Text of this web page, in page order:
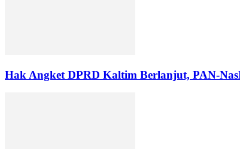
Hak Angket DPRD Kaltim Berlanjut, PAN-